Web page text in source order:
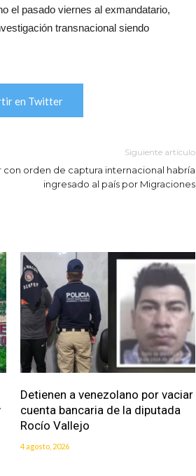
el pasado viernes al exmandatario,
transnacional siendo
en Twitter
Siguiente artículo
con orden de captura internacional habría
ingresado al país por Migraciones
Detienen a venezolano por vaciar
cuenta bancaria de la diputada
Rocío Vallejo
4 agosto, 2026